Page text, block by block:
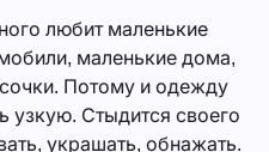
любит маленькие
маленькие дома,
Потому и одежду
узкую. Стыдится своего
украшать, обнажать.